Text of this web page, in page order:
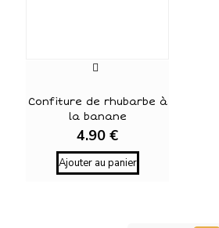
Confiture de rhubarbe à
la banane
4.90 €
Ajouter au panier